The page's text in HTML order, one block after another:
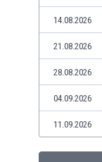
14.08.2026
21.08.2026
28.08.2026
04.09.2026
11.09.2026